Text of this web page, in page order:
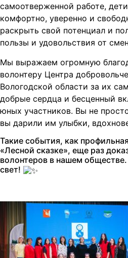
самоотверженной работе,
комфортно, уверенно и
раскрыть свой потенциал и
пользы и удовольствия от
Мы выражаем огромную
волонтеру Центра
Вологодской области за их
добрые сердца и бесценный
юных участников. Вы не
вы дарили им улыбки,
Такие события, как
«Лесной сказке», еще раз
волонтеров в нашем
свет!